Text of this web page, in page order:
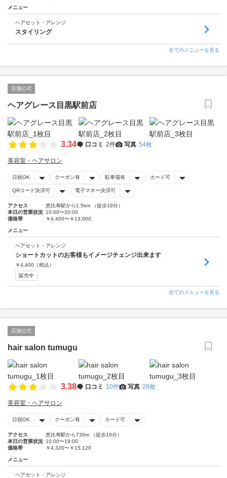
メニュー
ヘアセット・アレンジ
スタイリング
全てのメニューを見る
店舗公式
ヘアグレース目黒駅前店
3.34 口コミ 2件 写真 54枚
美容室・ヘアサロン
日祝OK クーポン有 駐車場有 カード可
QRコード決済可 電子マネー決済可
アクセス
恵比寿駅から1.5km （徒歩19分）
本日の営業状況 10:00〜20:00
価格帯
￥4,400〜￥13,800
メニュー
ヘアセット・アレンジ
ショートカットのお客様もイメージチェンジ出来ます
￥4,400 （税込）
販売中
全てのメニューを見る
店舗公式
hair salon tumugu
3.38 口コミ 10件 写真 26枚
美容室・ヘアサロン
日祝OK クーポン有 カード可
アクセス
恵比寿駅から730m （徒歩10分）
本日の営業状況 10:00〜19:00
価格帯
￥4,320〜￥15,120
メニュー
ヘアセット・アレンジ